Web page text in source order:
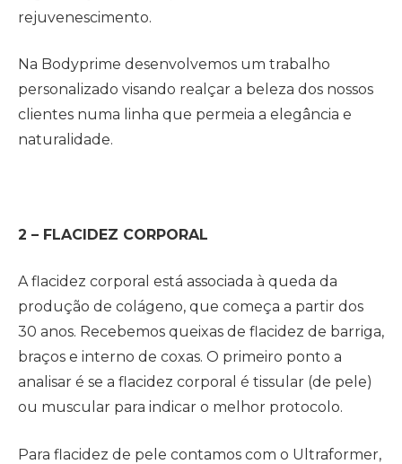
rejuvenescimento.
Na Bodyprime desenvolvemos um trabalho
personalizado visando realçar a beleza dos nossos
clientes numa linha que permeia a elegância e
naturalidade.
2 – FLACIDEZ CORPORAL
A flacidez corporal está associada à queda da
produção de colágeno, que começa a partir dos
30 anos. Recebemos queixas de flacidez de barriga,
braços e interno de coxas. O primeiro ponto a
analisar é se a flacidez corporal é tissular (de pele)
ou muscular para indicar o melhor protocolo.
Para flacidez de pele contamos com o Ultraformer,